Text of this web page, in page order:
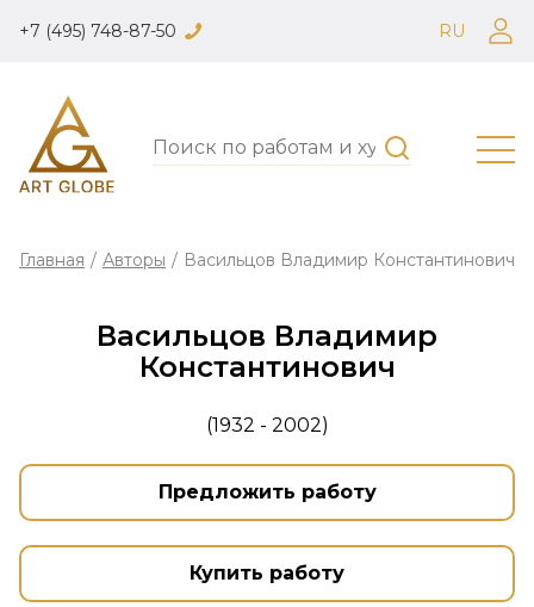
+7 (495) 748-87-50 RU
Главная / Авторы / Васильцов Владимир Константинович
Васильцов Владимир
Константинович
(1932 - 2002)
Предложить работу
Купить работу